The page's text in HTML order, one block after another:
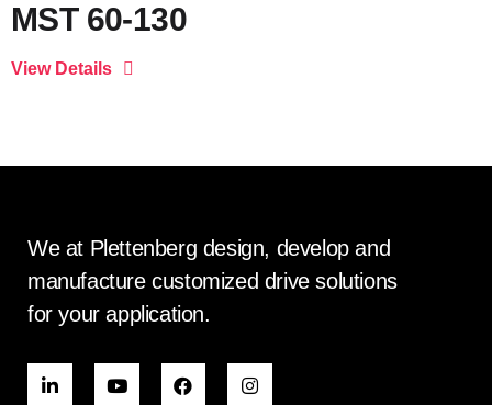
MST 60-130
We at Plettenberg design, develop and
manufacture customized drive solutions
for your application.